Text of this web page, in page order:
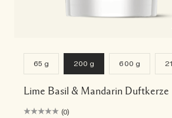
65 g 200 g 600 g
Lime Basil & Mandarin Duftkerze
(0)